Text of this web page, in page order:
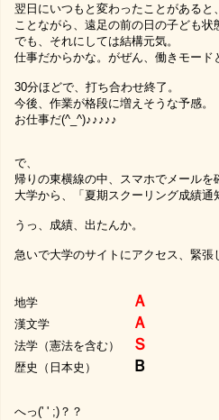
翌日にいつもと変わったことがある
ことながら、遠足の前の日の子ども状
でも、それにしては結構元気。
仕事だからかな。がぜん、働きモード
30分ほどで、打ち合わせ終了。
今後、作業が格段に増えそうな予感。
お仕事だ(^_^)♪♪♪♪♪
で、
帰りの東横線の中、スマホでメールを
大学から、「夏期スクーリング成績通
うっ、成績、出たんか。
急いで大学のサイトにアクセス、緊張
地学 Ａ
漢文学 Ａ
法学（憲法を含む） Ｓ
歴史（日本史） Ｂ
へっ(' ' ;)？？